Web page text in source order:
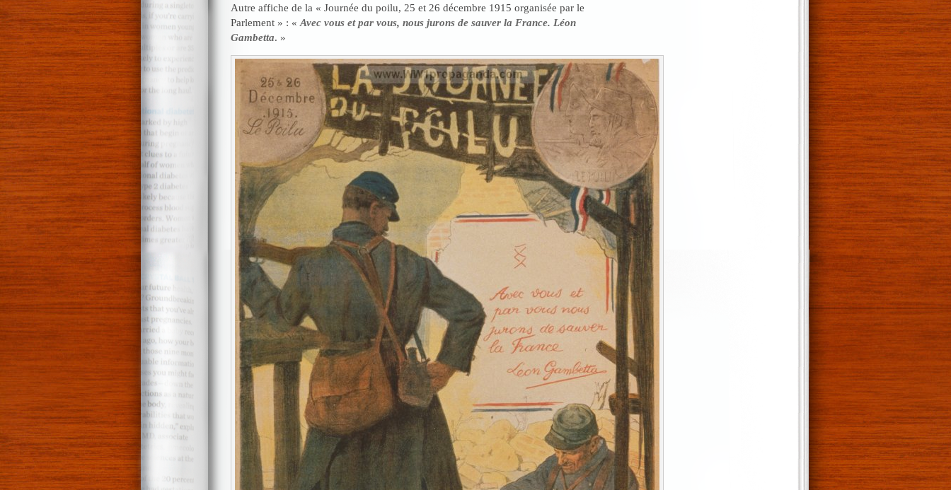
Autre affiche de la « Journée du poilu, 25 et 26 décembre 1915 organisée par le
Parlement » : « Avec vous et par vous, nous jurons de sauver la France. Léon
Gambetta. »